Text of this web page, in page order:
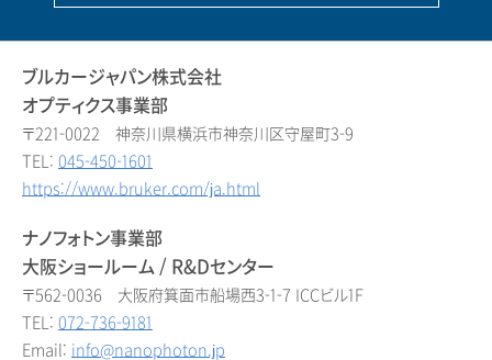
ブルカージャパン株式会社
オプティクス事業部
〒221-0022 神奈川県横浜市神奈川区守屋町3-9
TEL: 045-450-1601
https://www.bruker.com/ja.html
ナノフォトン事業部
大阪ショールーム / R&Dセンター
〒562-0036 大阪府箕面市船場西3-1-7 ICCビル1F
TEL: 072-736-9181
Email: info@nanophoton.jp